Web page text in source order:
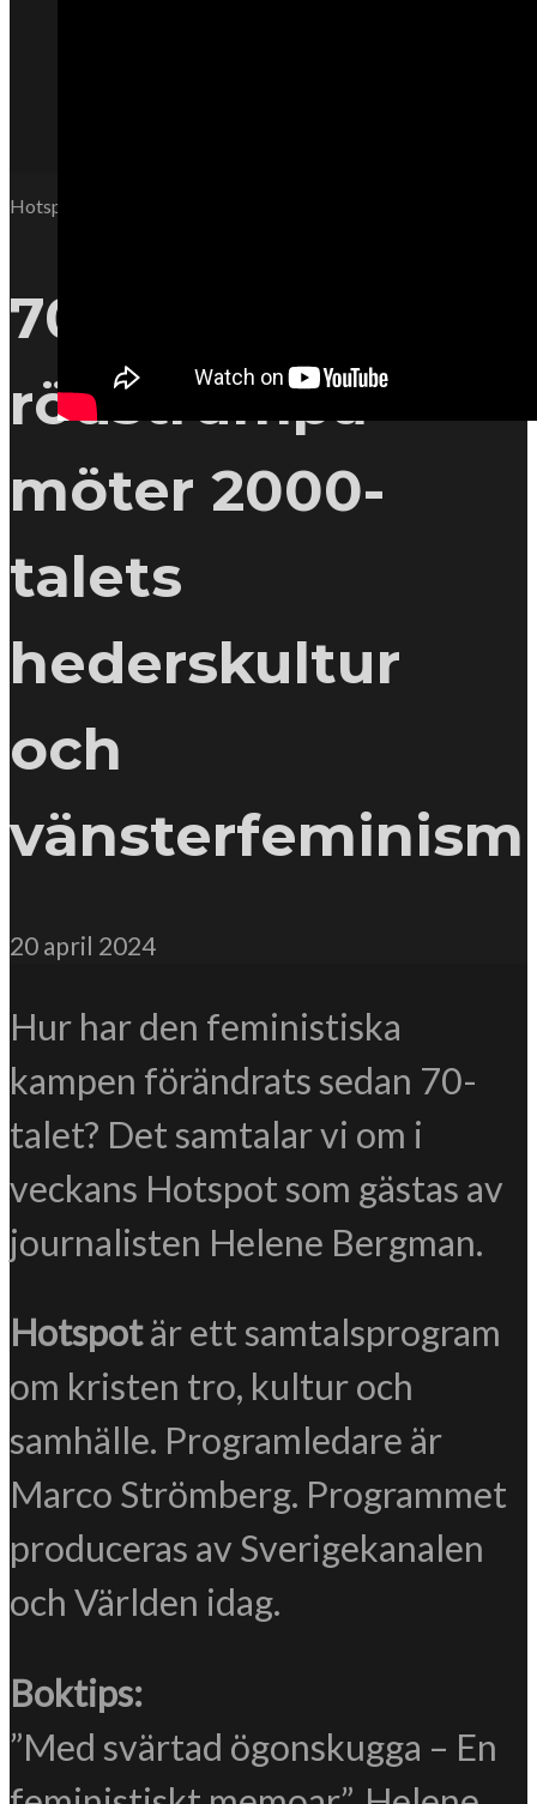
Hotspot
70-talets
rödstrumpa
möter 2000-
talets
hederskultur
och
vänsterfeminism
20 april 2024
Hur har den feministiska
kampen förändrats sedan 70-
talet? Det samtalar vi om i
veckans Hotspot som gästas av
journalisten Helene Bergman.
Hotspotär ett samtalsprogram
om kristen tro, kultur och
samhälle. Programledare är
Marco Strömberg. Programmet
produceras av Sverigekanalen
och Världen idag.
Boktips:
”Med svärtad ögonskugga – En